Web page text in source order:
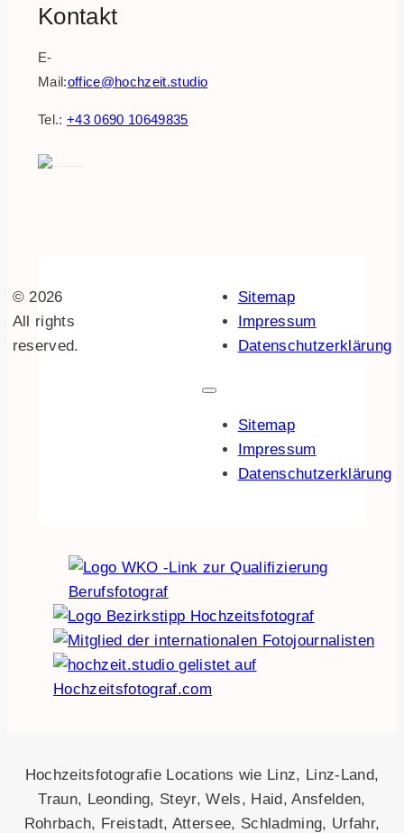
Kontakt
E-
Mail:office@hochzeit.studio
Tel.:+43 0690 10649835
© 2026
All rights
reserved.
Sitemap
Impressum
Datenschutzerklärung
Sitemap
Impressum
Datenschutzerklärung
Hochzeitsfotografie Locations wie Linz, Linz-Land,
Traun, Leonding, Steyr, Wels, Haid, Ansfelden,
Rohrbach, Freistadt, Attersee, Schladming, Urfahr,